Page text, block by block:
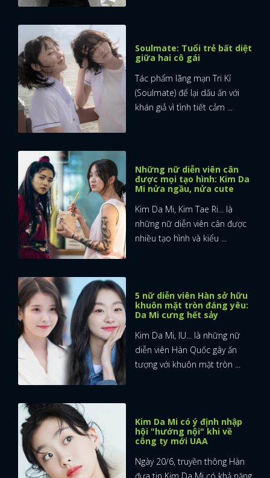
Soulmate: Tuổi trẻ bất diệt
giữa hai cô gái
Tác phẩm lãng mạn Tri Kỉ
(Soulmate) để lại dấu ấn với
khán giả vì tình tiết cảm ...
Những nữ diễn viên cân
được mọi tạo hình: Kim Da
Mi nửa ngầu, nửa cute
Kim Da Mi, Kim Tae Ri... là
những nữ diễn viên cân được
nhiều tạo hình và kiểu ...
5 nữ diễn viên Hàn sở hữu
khuôn mặt tròn đáng yêu:
Da Mi cưng hết sảy
Kim Da Mi, IU... là những nữ
diễn viên Hàn Quốc gây ấn
tượng với khuôn mặt tròn ...
Kim Da Mi có ý định nhập
hội "hướng nội" khi về
công ty mới UAA
Ngày 20/6, truyền thông Hàn